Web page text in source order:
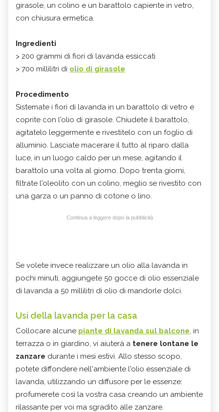
girasole, un colino e un barattolo capiente in vetro,
con chiusura ermetica.
Ingredienti
> 200 grammi di fiori di lavanda essiccati
> 700 millilitri di olio di girasole
Procedimento
Sistemate i fiori di lavanda in un barattolo di vetro e
coprite con l'olio di girasole. Chiudete il barattolo,
agitatelo leggermente e rivestitelo con un foglio di
alluminio. Lasciate macerare il tutto al riparo dalla
luce, in un luogo caldo per un mese, agitando il
barattolo una volta al giorno. Dopo trenta giorni,
filtrate l'oleolito con un colino, meglio se rivestito con
una garza o un panno di cotone o lino.
Continua a leggere dopo la pubblicità
Se volete invece realizzare un olio alla lavanda in
pochi minuti, aggiungete 50 gocce di olio essenziale
di lavanda a 50 millilitri di olio di mandorle dolci.
Usi della lavanda per la casa
Collocare alcune piante di lavanda sul balcone, in
terrazza o in giardino, vi aiuterà a tenere lontane le
zanzare durante i mesi estivi. Allo stesso scopo,
potete diffondere nell'ambiente l'olio essenziale di
lavanda, utilizzando un diffusore per le essenze:
profumerete così la vostra casa creando un ambiente
rilassante per voi ma sgradito alle zanzare.